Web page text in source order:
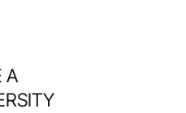
A